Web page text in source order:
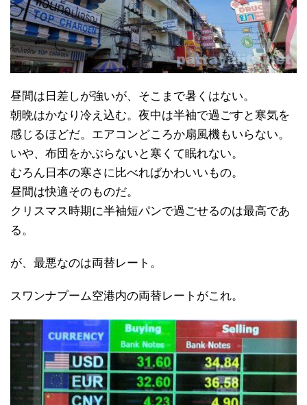
昼間は日差しが強いが、そこまで暑くはない。
朝晩はかなり冷え込む。夜中は半袖で過ごすと寒気を
感じるほどだ。エアコンどころか扇風機もいらない。
いや、布団をかぶらないと寒くて眠れない。
むろん日本の寒さに比べればかわいいもの。
昼間は快適そのものだ。
クリスマス時期に半袖短パンで過ごせるのは最高であ
る。
が、最悪なのは両替レート。
スワンナプーム空港内の両替レートがこれ。